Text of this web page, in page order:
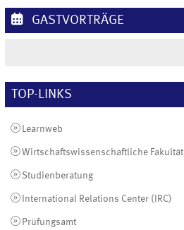
GASTVORTRÄGE
TOP-LINKS
Learnweb
Wirtschaftswissenschaftliche Fakultät
Studienberatung
International Relations Center (IRC)
Prüfungsamt